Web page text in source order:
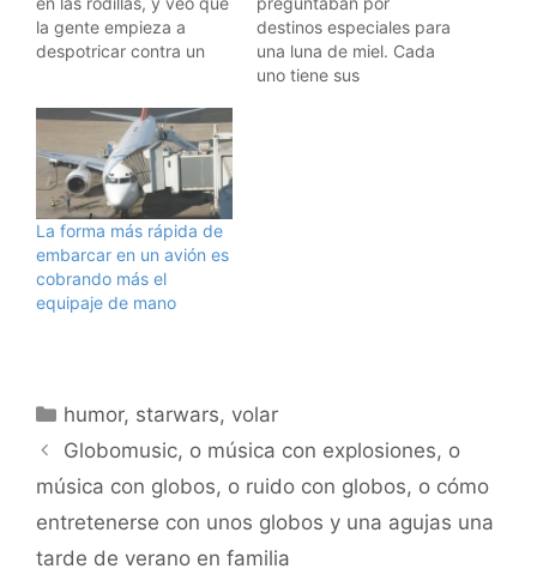
la gente empieza a
despotricar contra un
es lo bueno de twitter,
que la gente puede
emitir su opinión, y que
muchas opiniones sirven
para ver lo que…
destinos especiales para
una luna de miel. Cada
uno tiene sus
La forma más rápida de
embarcar en un avión es
cobrando más el
equipaje de mano
Categorías
humor, starwars, volar
Globomusic, o música con explosiones, o
música con globos, o ruido con globos, o cómo
entretenerse con unos globos y una agujas una
tarde de verano en familia